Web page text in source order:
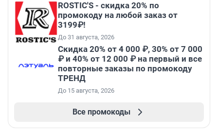
ROSTIC'S - скидка 20% по
промокоду на любой заказ от
3199₽!
До 31 августа, 2026
Скидка 20% от 4 000 ₽, 30% от 7 000
₽ и 40% от 12 000 ₽ на первый и все
повторные заказы по промокоду
ТРЕНД
До 15 августа, 2026
Все промокоды